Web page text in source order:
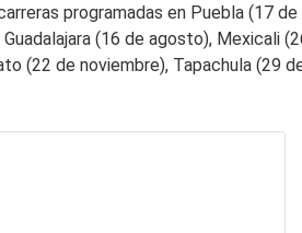
programadas en Puebla (17
(16 de agosto), Mexicali
de noviembre), Tapachula (29